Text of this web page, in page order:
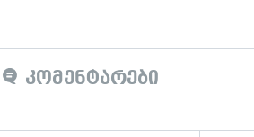
კომენტარები